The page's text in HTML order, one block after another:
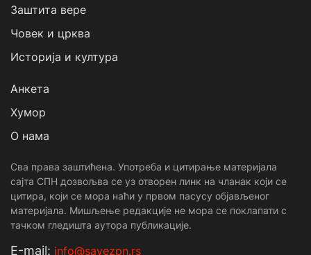
Заштита вере
Човек и црква
Историја и култура
Анкета
Хумор
О нама
Сва права заштићена. Употреба и цитирање материјала
сајта СПН дозвољва се уз отворен линк на чланак који се
цитира, који се мора наћи у првом пасусу објављеног
материјала. Мишљење редакције не мора се поклапати с
тачком гледишта аутора публикације.
Е-mail: info@savezpn.rs